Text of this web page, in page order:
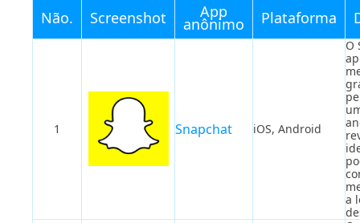
Não. Screenshot App
anônimo Plataforma
1 Snapchat iOS, Android
O
a